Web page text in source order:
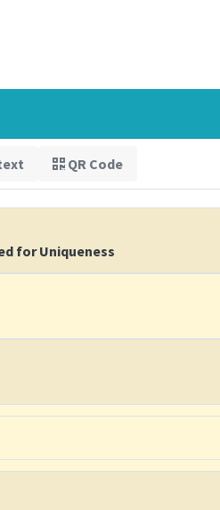
QR Code
for Uniqueness